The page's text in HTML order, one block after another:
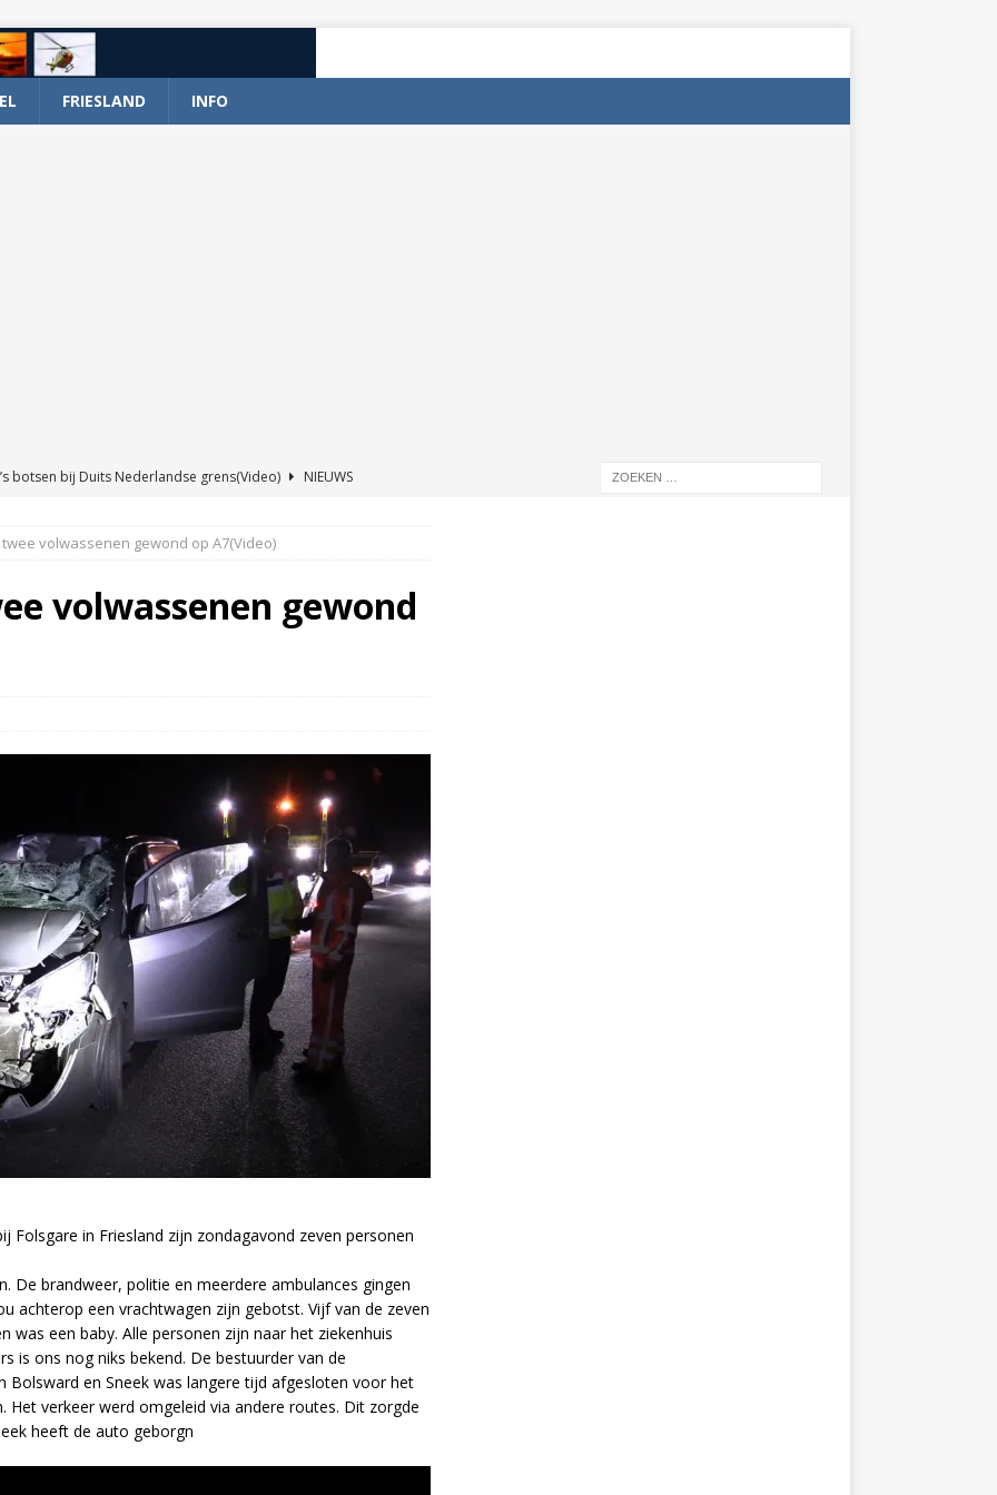
FRIESLAND INFO
botsen bij Duits Nederlandse grens(Video)
NIEUWS
en wagen met stro in de brand in Oosterhesselen(Video)
volwassenen gewond op A7(Video)
volwassenen gewond
Folsgare in Friesland zijn zondagavond zeven personen
De brandweer, politie en meerdere ambulances gingen
achterop een vrachtwagen zijn gebotst. Vijf van de zeven
was een baby. Alle personen zijn naar het ziekenhuis
is ons nog niks bekend. De bestuurder van de
Bolsward en Sneek was langere tijd afgesloten voor het
verkeer werd omgeleid via andere routes. Dit zorgde
heeft de auto geborgn